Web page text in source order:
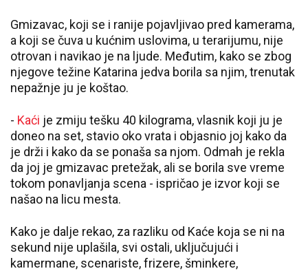
Gmizavac, koji se i ranije pojavljivao pred kamerama,
a koji se čuva u kućnim uslovima, u terarijumu, nije
otrovan i navikao je na ljude. Međutim, kako se zbog
njegove težine Katarina jedva borila sa njim, trenutak
nepažnje ju je koštao.
- Kaći je zmiju tešku 40 kilograma, vlasnik koji ju je
doneo na set, stavio oko vrata i objasnio joj kako da
je drži i kako da se ponaša sa njom. Odmah je rekla
da joj je gmizavac pretežak, ali se borila sve vreme
tokom ponavljanja scena - ispričao je izvor koji se
našao na licu mesta.
Kako je dalje rekao, za razliku od Kaće koja se ni na
sekund nije uplašila, svi ostali, uključujući i
kamermane, scenariste, frizere, šminkere,